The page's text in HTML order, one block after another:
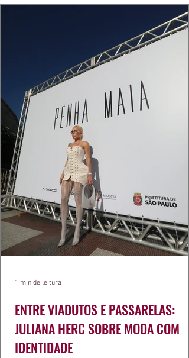
que ele conduza a cena. Cada dobra do
cada reflexo dourado da luz sobre a pe
ENTRE VIADUTOS E PASSARELAS:
JULIANA HERC SOBRE MODA COM
IDENTIDADE
1 min de leitura